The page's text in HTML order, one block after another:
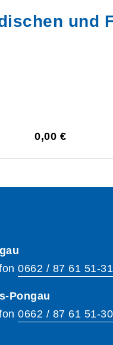
und
0,00 €
0662 / 87 61 51-
Pongau
0662 / 87 61 51-